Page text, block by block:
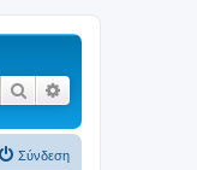
Αναζήτηση
Σύνδεση